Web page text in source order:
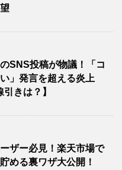
SNS投稿が物議！「コ
」発言を超える炎上
きは？】
ザー必見！楽天市場で
める裏ワザ大公開！